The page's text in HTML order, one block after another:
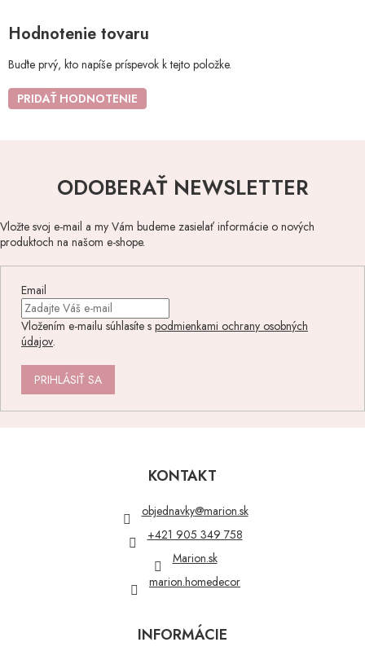
Hodnotenie tovaru
Buďte prvý, kto napíše príspevok k tejto položke.
PRIDAŤ HODNOTENIE
ODOBERAŤ NEWSLETTER
Vložte svoj e-mail a my Vám budeme zasielať informácie o nových
produktoch na našom e-shope.
Email
Vložením e-mailu súhlasíte s podmienkami ochrany osobných
údajov.
PRIHLÁSIŤ SA
KONTAKT
objednavky@marion.sk
+421 905 349 758
Marion.sk
marion.homedecor
INFORMÁCIE